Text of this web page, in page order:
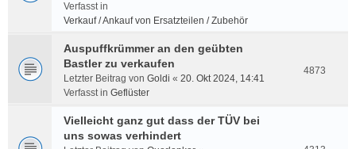
Verfasst in
Verkauf / Ankauf von Ersatzteilen / Zubehör
Auspuffkrümmer an den geübten
Bastler zu verkaufen
Letzter Beitrag von Goldi « 20. Okt 2024, 14:41
Verfasst in Geflüster
4873
Vielleicht ganz gut dass der TÜV bei
uns sowas verhindert